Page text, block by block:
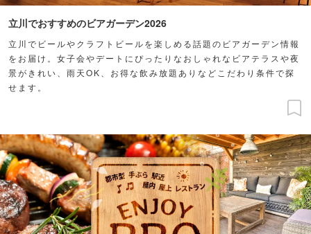
立川でおすすめのビアガーデン2026
立川でビールやクラフトビールを楽しめる話題のビアガーデン情報
をお届け。女子会やデートにぴったりなおしゃれなビアテラスや夜
景がきれい、雨天OK、お得な飲み放題ありなどこだわり条件で探
せます。